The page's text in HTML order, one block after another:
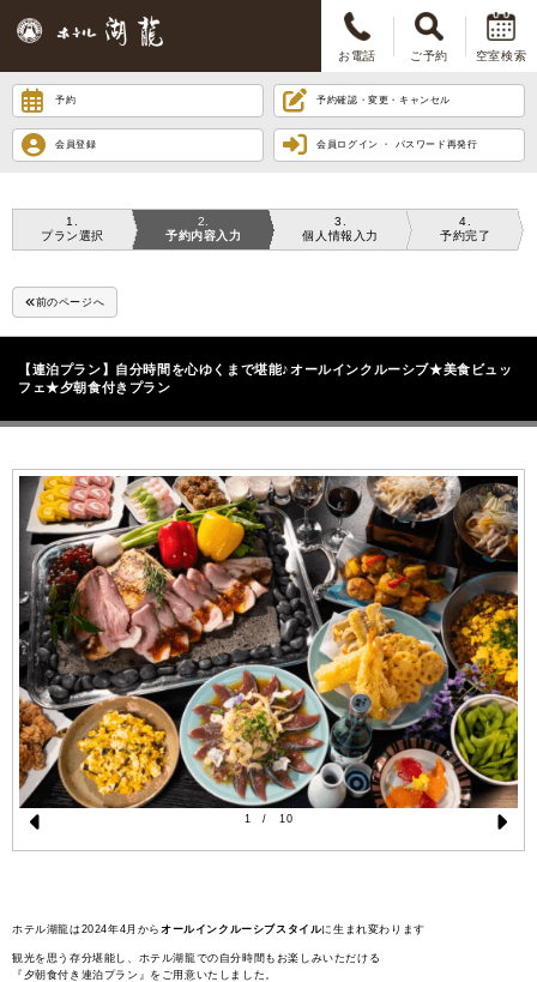
お電話 ご予約 空室検索
予約 予約確認・変更・キャンセル
会員登録 会員ログイン ・ パスワード再発行
1
プラン選択
2
予約内容入力
3
個人情報入力
4
予約完了
前のページへ
【連泊プラン】自分時間を心ゆくまで堪能♪オールインクルーシブ★美食ビュッ
フェ★夕朝食付きプラン
Pr
vi
o
N
1 / 10
ホテル湖龍は2024年4月から オールインクルーシブスタイルに生まれ変わります
観光を思う存分堪能し、ホテル湖龍での自分時間もお楽しみいただける
『夕朝食付き連泊プラン』をご用意いたしました。